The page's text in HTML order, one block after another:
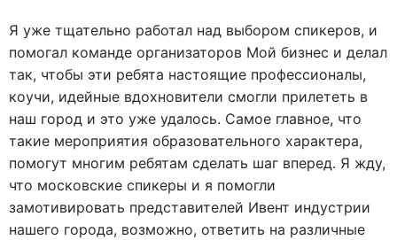
Я уже тщательно работал над выбором спикеров, и
помогал команде организаторов Мой бизнес и делал
так, чтобы эти ребята настоящие профессионалы,
коучи, идейные вдохновители смогли прилететь в
наш город и это уже удалось. Самое главное, что
такие мероприятия образовательного характера,
помогут многим ребятам сделать шаг вперед. Я жду,
что московские спикеры и я помогли
замотивировать представителей Ивент индустрии
нашего города, возможно, ответить на различные